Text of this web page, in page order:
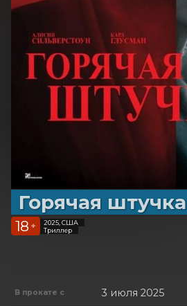
Горячая штучка
18 +
2025, США
Триллер
В прокате с 3 июля 2025